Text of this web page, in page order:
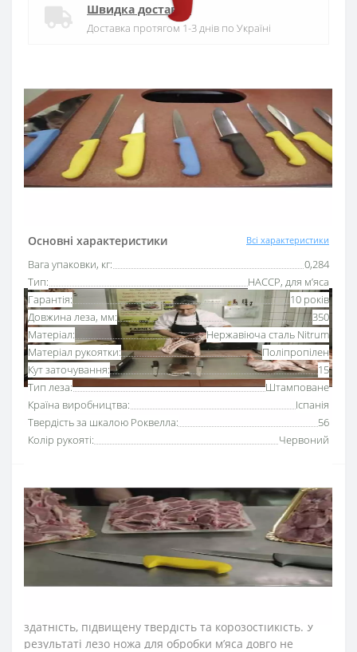
Основні характеристики Всі характеристики
Вага упаковки, кг:
0,284
Тип:
HACCP, для м’яса
Гарантія:
10 років
Довжина леза, мм:
350
Матеріал:
Нержавіюча сталь Nitrum
Матеріал рукоятки:
Поліпропілен
Кут заточування:
15
Тип леза:
Штамповане
Країна виробництва:
Іспанія
Твердість за шкалою Роквелла:
56
Колір рукояті:
Червоний
Швидка доставка
Доставка протягом 1-3 днів по Україні
10 років гарантія на ножі
Купуй в кредит
Оплата частинами або миттєва розстрочка
від ПриватБанку
Ніж для обробки м’яса 350 мм серії «2900» Аркос з
рукояткою червоногокольорувикористовується для
обробки м’ясної туші, видалення прожилок та
хрящів. Серію професійних ножів Аркос «2900»
розробили для інтенсивного використання на кухнях
ресторанів та харчових виробництв.
здатність, підвищену твердість та корозостійкість. У
результаті лезо ножа для обробки м’яса довго не